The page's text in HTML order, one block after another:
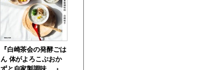
『白崎茶会の発酵ごは
ん 体がよろこぶおか